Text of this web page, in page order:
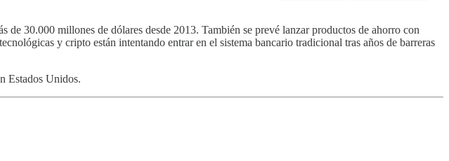
30.000 millones de dólares desde 2013. También se prevé lanzar productos de ahorro con
y cripto están intentando entrar en el sistema bancario tradicional tras años de barreras
Estados Unidos.